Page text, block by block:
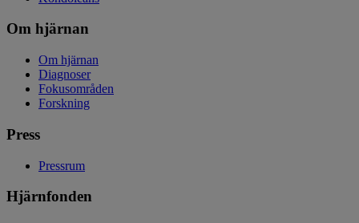
Om hjärnan
Om hjärnan
Diagnoser
Fokusområden
Forskning
Press
Pressrum
Hjärnfonden